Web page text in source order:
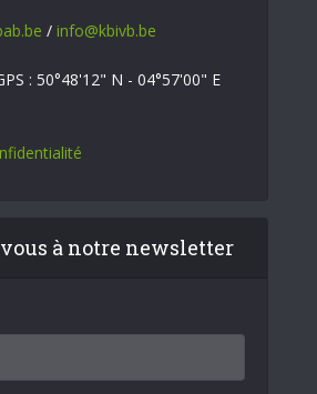
/ info@kbivb.be
: 50°48'12" N - 04°57'00" E
à notre newsletter